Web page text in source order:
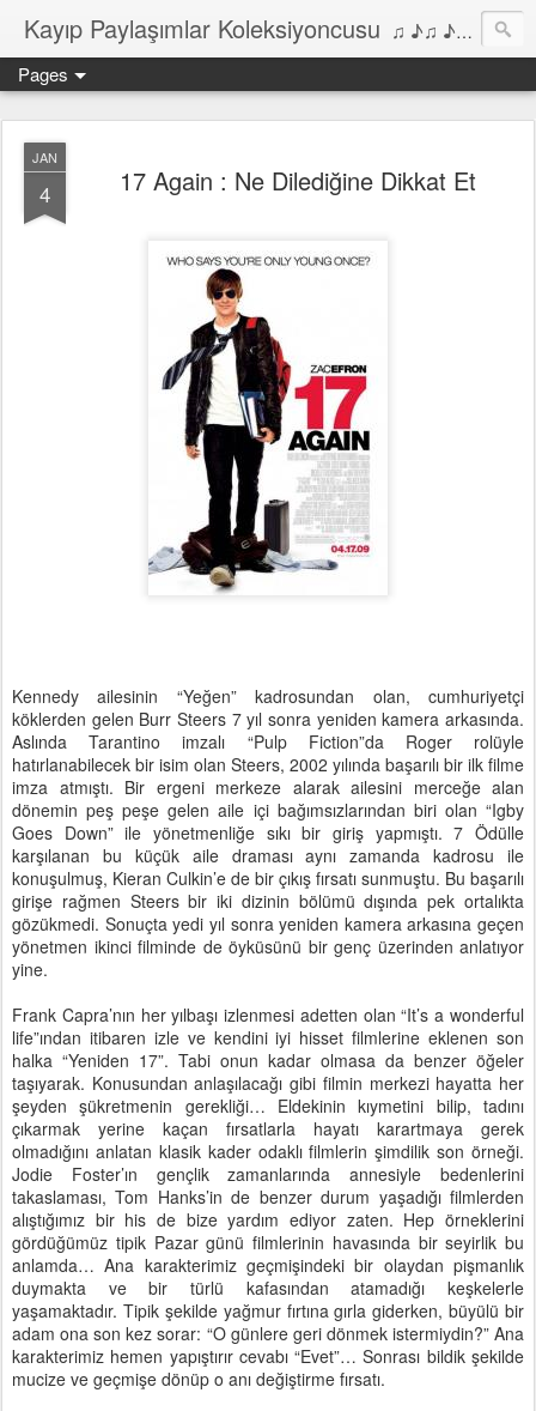
Kayıp Paylaşımlar Koleksiyoncusu ♫ ♪♫ ♪ ♫ ♪♫ ♪•♫♪ 2006'dan bu yana Film, Dizi, Müzik ve Kitaplar üzerine Yazılar Diyarı...
Pages
JAN
4 17 Again : Ne Dilediğine Dikkat Et
Kennedy ailesinin “Yeğen” kadrosundan olan, cumhuriyetçi
köklerden gelen Burr Steers 7 yıl sonra yeniden kamera arkasında.
Aslında Tarantino imzalı “Pulp Fiction”da Roger rolüyle
hatırlanabilecek bir isim olan Steers, 2002 yılında başarılı bir ilk filme
imza atmıştı. Bir ergeni merkeze alarak ailesini merceğe alan
dönemin peş peşe gelen aile içi bağımsızlarından biri olan “Igby
Goes Down” ile yönetmenliğe sıkı bir giriş yapmıştı. 7 Ödülle
karşılanan bu küçük aile draması aynı zamanda kadrosu ile
konuşulmuş, Kieran Culkin’e de bir çıkış fırsatı sunmuştu. Bu başarılı
girişe rağmen Steers bir iki dizinin bölümü dışında pek ortalıkta
gözükmedi. Sonuçta yedi yıl sonra yeniden kamera arkasına geçen
yönetmen ikinci filminde de öyküsünü bir genç üzerinden anlatıyor
yine.
Frank Capra’nın her yılbaşı izlenmesi adetten olan “It’s a wonderful
life”ından itibaren izle ve kendini iyi hisset filmlerine eklenen son
halka “Yeniden 17”. Tabi onun kadar olmasa da benzer öğeler
taşıyarak. Konusundan anlaşılacağı gibi filmin merkezi hayatta her
şeyden şükretmenin gerekliği… Eldekinin kıymetini bilip, tadını
çıkarmak yerine kaçan fırsatlarla hayatı karartmaya gerek
olmadığını anlatan klasik kader odaklı filmlerin şimdilik son örneği.
Jodie Foster’ın gençlik zamanlarında annesiyle bedenlerini
takaslaması, Tom Hanks’in de benzer durum yaşadığı filmlerden
alıştığımız bir his de bize yardım ediyor zaten. Hep örneklerini
gördüğümüz tipik Pazar günü filmlerinin havasında bir seyirlik bu
anlamda… Ana karakterimiz geçmişindeki bir olaydan pişmanlık
duymakta ve bir türlü kafasından atamadığı keşkelerle
yaşamaktadır. Tipik şekilde yağmur fırtına gırla giderken, büyülü bir
adam ona son kez sorar: “O günlere geri dönmek istermiydin?” Ana
karakterimiz hemen yapıştırır cevabı “Evet”… Sonrası bildik şekilde
mucize ve geçmişe dönüp o anı değiştirme fırsatı.